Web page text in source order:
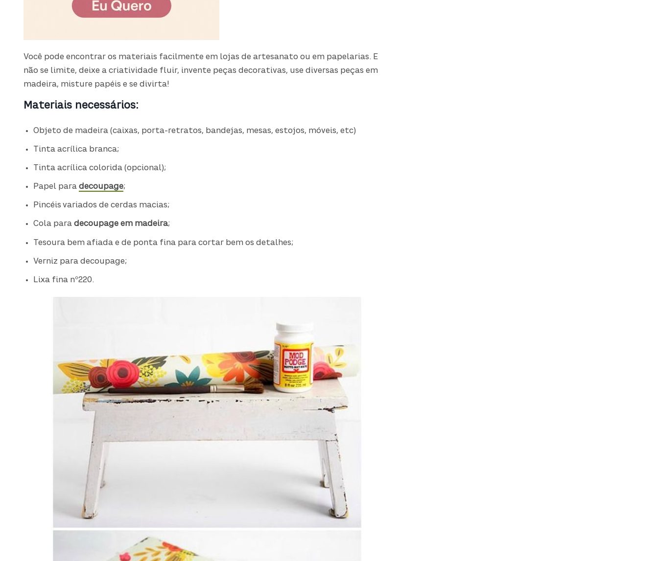
Você pode encontrar os materiais facilmente em lojas de artesanato ou em papelarias. E
não se limite, deixe a criatividade fluir, invente peças decorativas, use diversas peças em
madeira, misture papéis e se divirta!
Materiais necessários:
Objeto de madeira (caixas, porta-retratos, bandejas, mesas, estojos, móveis, etc)
Tinta acrílica branca;
Tinta acrílica colorida (opcional);
Papel para decoupage;
Pincéis variados de cerdas macias;
Cola para decoupage em madeira;
Tesoura bem afiada e de ponta fina para cortar bem os detalhes;
Verniz para decoupage;
Lixa fina nº220.